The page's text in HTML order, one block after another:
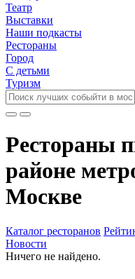
Театр
Выставки
Наши подкасты
Рестораны
Город
С детьми
Туризм
Рестораны
районе
Москве
Каталог ресторанов
Новости
Ничего не найдено.